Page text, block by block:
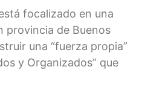
focalizado en una
provincia de Buenos
una “fuerza propia”
y Organizados” que